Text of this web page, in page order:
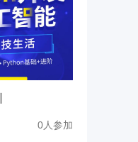
0人参加